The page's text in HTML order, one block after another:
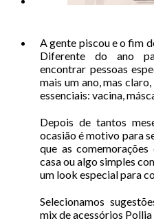
A gente piscou e o fim
Diferente do ano
encontrar pessoas
mais um ano, mas
essenciais: vacina,
Depois de tantos
ocasião é motivo para
que as
casa ou algo simples
um look especial para
Selecionamos
mix de acessórios